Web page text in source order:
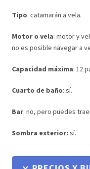
Tipo: catamarán a vela.
Motor o vela: motor y
no es posible navegar a
Capacidad máxima: 12
Cuarto de baño: sí.
Bar: no, pero puedes
Sombra exterior: sí.